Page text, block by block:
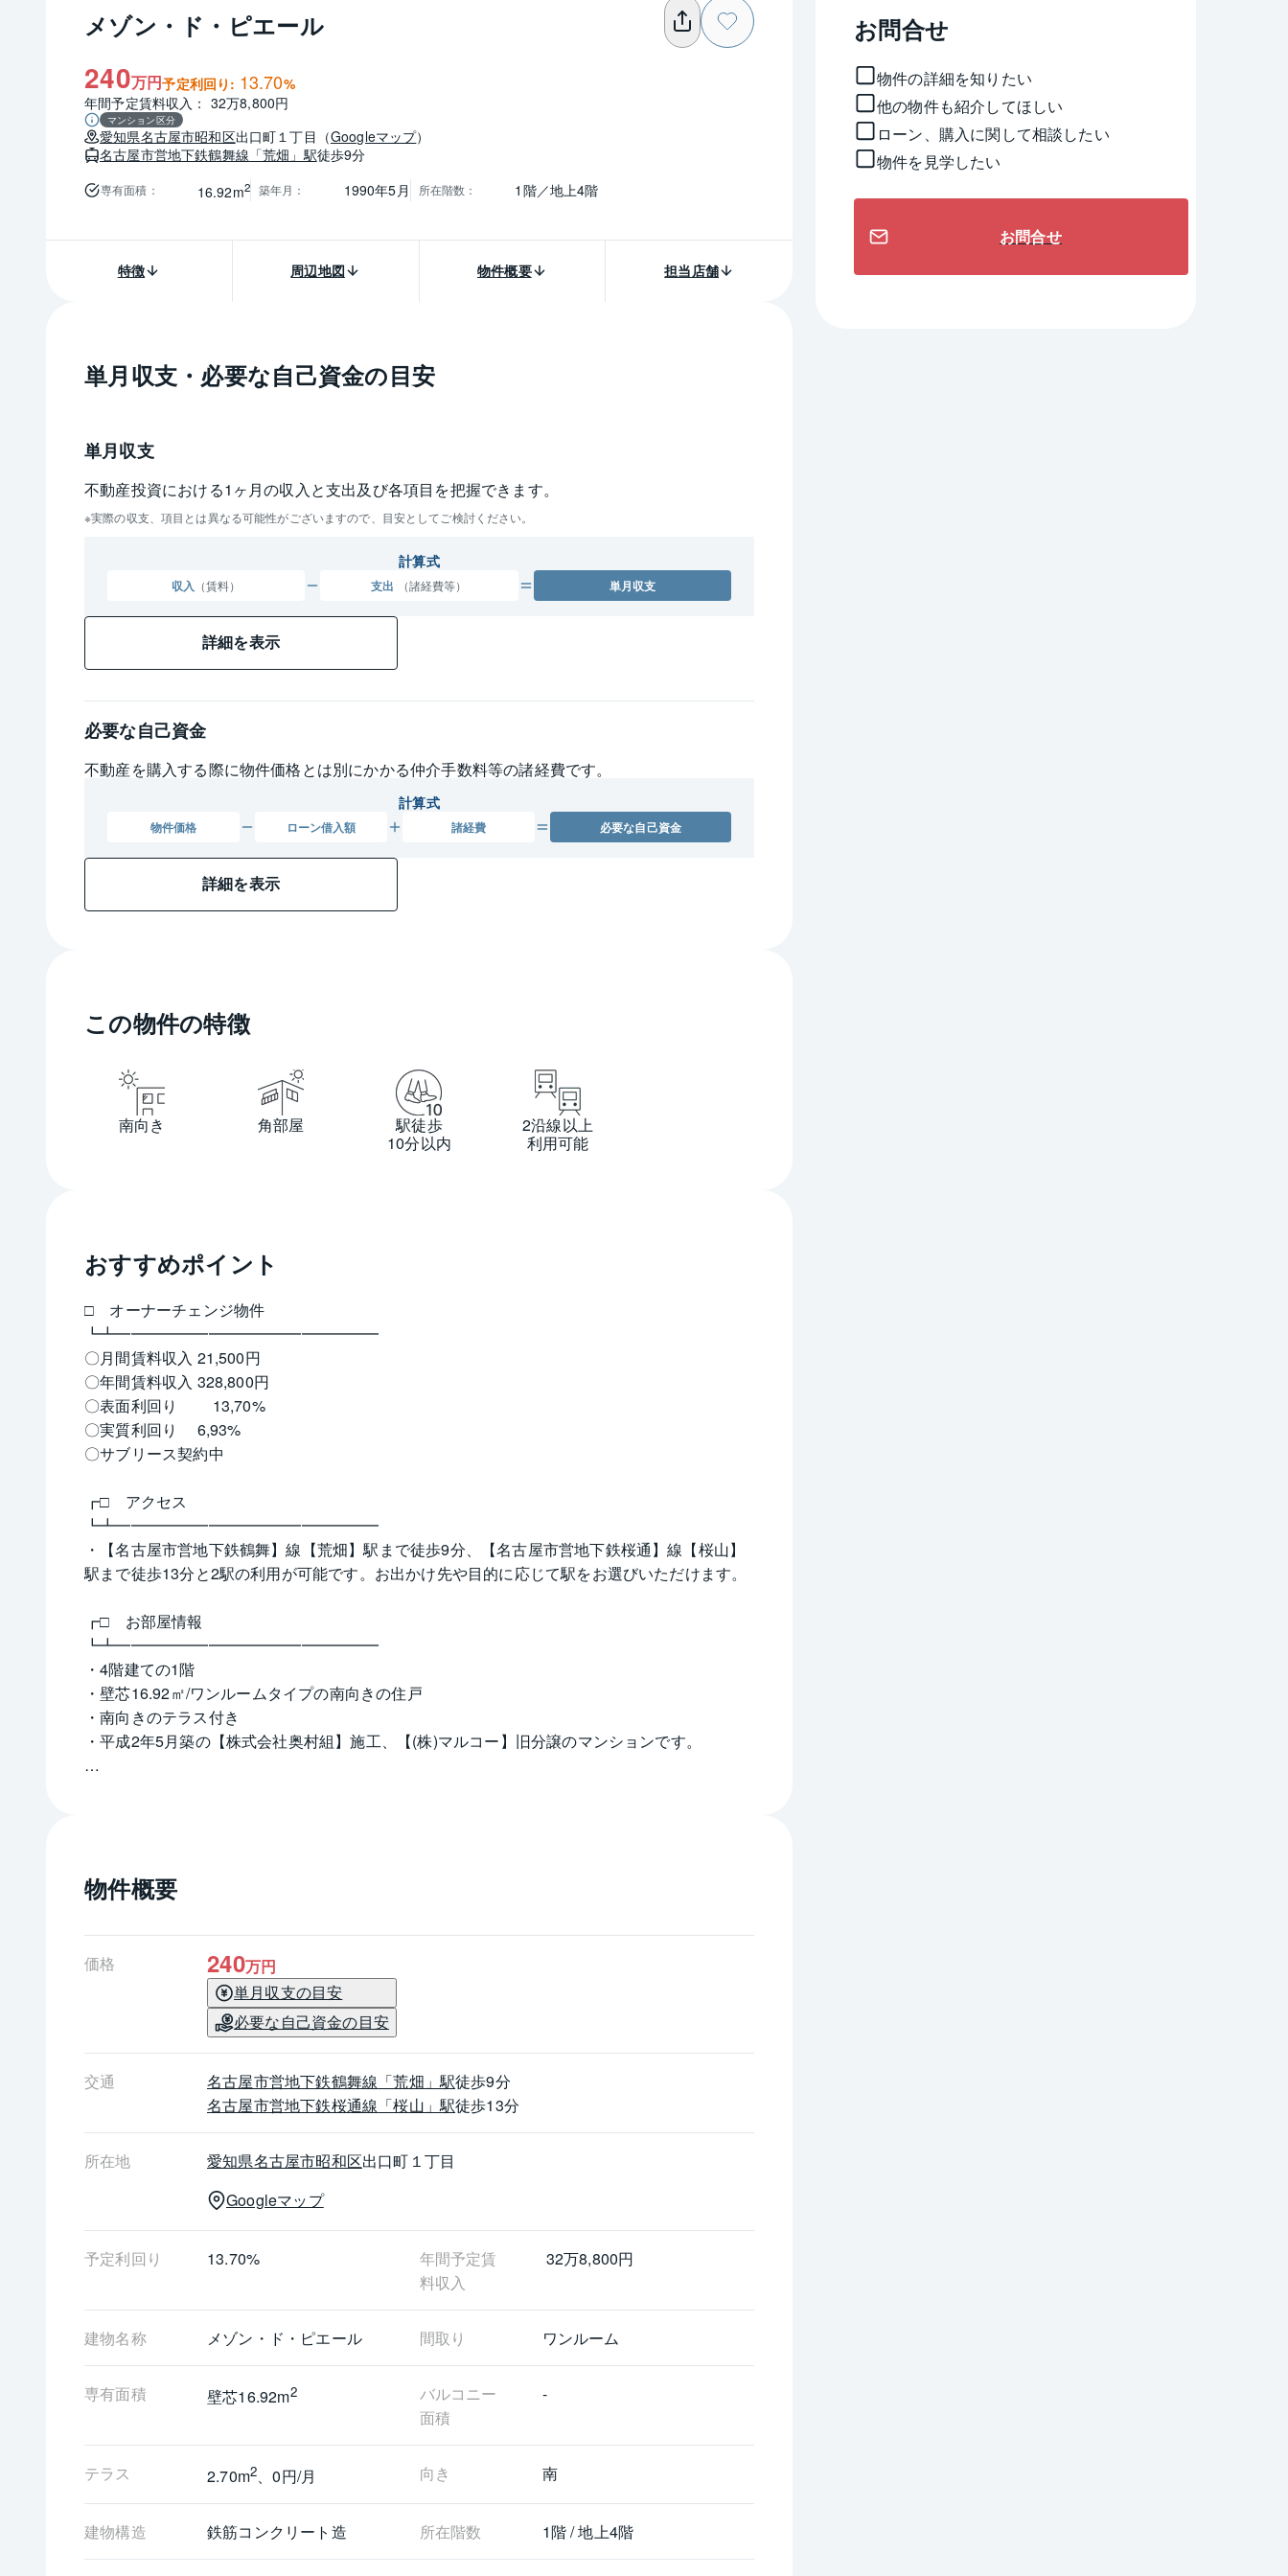
メゾン・ド・ピエール
240万円予定利回り: 13.70%
年間予定賃料収入： 32万8,800円
マンション区分
愛知県名古屋市昭和区出口町１丁目 （Googleマップ）
名古屋市営地下鉄鶴舞線 「荒畑」駅徒歩9分
専有面積 ： 16.92m2 築年月 ： 1990年5月 所在階数 ： 1階／地上4階
特徴 周辺地図 物件概要 担当店舗
単月収支・必要な自己資金の目安
単月収支
不動産投資における1ヶ月の収入と支出及び各項目を把握できます。
実際の収支、項目とは異なる可能性がございますので、目安としてご検討ください。
計算式
収入 （賃料） 支出 （諸経費等） 単月収支
詳細を表示
必要な自己資金
不動産を購入する際に物件価格とは別にかかる仲介手数料等の諸経費です。
計算式
物件価格 ローン借入額 諸経費 必要な自己資金
詳細を表示
この物件の特徴
南向き 角部屋
駅徒歩
10分以内
2沿線以上
利用可能
おすすめポイント
□　オーナーチェンジ物件
┗┻━━━━━━━━━━━━━━━━━
〇月間賃料収入 21,500円
〇年間賃料収入 328,800円
〇表面利回り　　 13,70%
〇実質利回り　 6,93%
〇サブリース契約中
┏□　アクセス
┗┻━━━━━━━━━━━━━━━━━
・【名古屋市営地下鉄鶴舞】線【荒畑】駅まで徒歩9分、【名古屋市営地下鉄桜通】線【桜山】
駅まで徒歩13分と2駅の利用が可能です。お出かけ先や目的に応じて駅をお選びいただけます。
┏□　お部屋情報
┗┻━━━━━━━━━━━━━━━━━
・4階建ての1階
・壁芯16.92㎡/ワンルームタイプの南向きの住戸
・南向きのテラス付き
・平成2年5月築の【株式会社奥村組】施工、【(株)マルコー】旧分譲のマンションです。
・スギドラック 御器所西店　徒歩2分(約135m)
・セブンイレブン 名古屋御器所南店　徒歩1分(約80m)
・ファミリーマート 昭和広見二丁目店　徒歩7分(約520m)
・ファミリーマート 昭和台町店　徒歩7分(約540m)
■オーナーチェンジにつき現賃貸借契約の引継が条件です。
①年間予定賃料収入は、満室時における1年間の予定賃料収入です。
②予定利回りは、年間予定賃料収入当該不動産取得対価に対する割合です。
③当社は、予定賃料収入が確実に得られることを保証するものではありません。
④予定利回りは、公租公課・共益費その他当該物件を維持するために必要な費用の控除前のもの
お気軽に担当「安藤」(080-7141-5081)までお問い合わせください。
物件概要
価格 240万円
単月収支の目安
必要な自己資金の目安
交通 名古屋市営地下鉄鶴舞線 「荒畑」駅徒歩9分
名古屋市営地下鉄桜通線 「桜山」駅徒歩13分
所在地 愛知県名古屋市昭和区出口町１丁目
Googleマップ
予定利回り 13.70%
年間予定賃
料収入
32万8,800円
建物名称 メゾン・ド・ピエール 間取り ワンルーム
専有面積 壁芯16.92m2
バルコニー
面積
-
テラス 2.70m2、0円/月 向き 南
建物構造 鉄筋コンクリート造 所在階数 1階 / 地上4階
お問合せ
物件の詳細を知りたい
他の物件も紹介してほしい
ローン、購入に関して相談したい
物件を見学したい
お問合せ